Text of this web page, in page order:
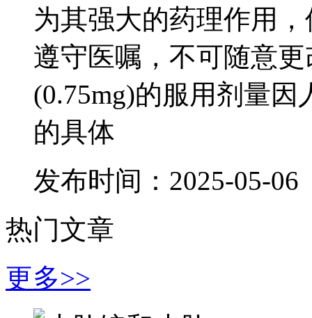
为其强大的药理作用
遵守医嘱，不可随意
(0.75mg)的服用剂量
的具体
发布时间：2025-05-06
热门文章
更多>>